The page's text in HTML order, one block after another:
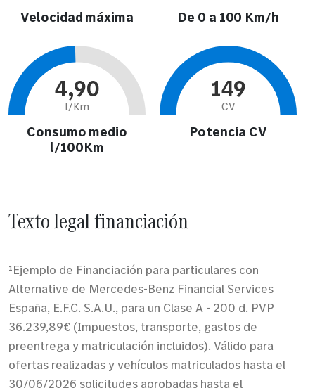
Velocidad máxima De 0 a 100 Km/h
4,90
l/Km
Consumo medio
l/100Km
149
CV
Potencia CV
Texto legal financiación
¹Ejemplo de Financiación para particulares con
Alternative de Mercedes-Benz Financial Services
España, E.F.C. S.A.U., para un Clase A - 200 d. PVP
36.239,89€ (Impuestos, transporte, gastos de
preentrega y matriculación incluidos). Válido para
ofertas realizadas y vehículos matriculados hasta el
30/06/2026 solicitudes aprobadas hasta el